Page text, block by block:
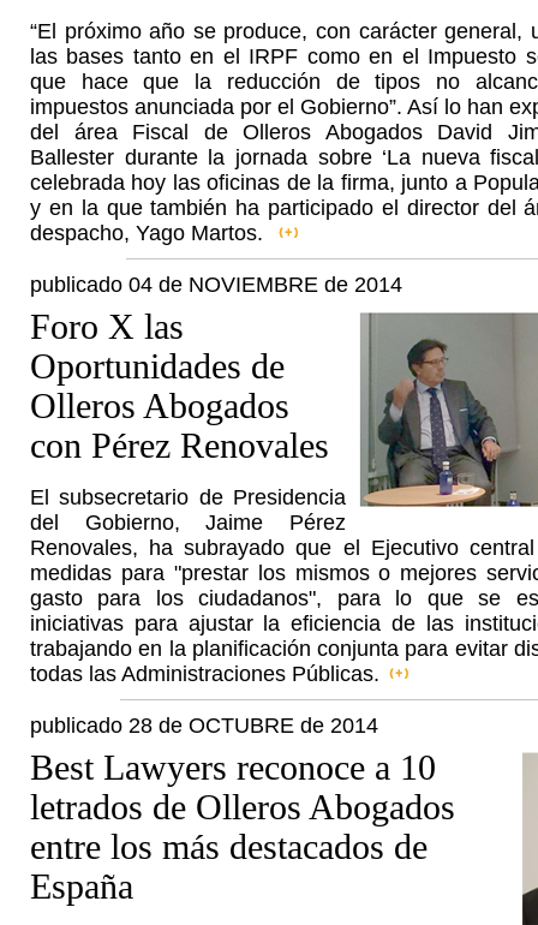
“El próximo año se produce, con carácter general,
las bases tanto en el IRPF como en el Impuesto
que hace que la reducción de tipos no
impuestos anunciada por el Gobierno”. Así lo han
del área Fiscal de Olleros Abogados David
Ballester durante la jornada sobre ‘La nueva
celebrada hoy las oficinas de la firma, junto a
y en la que también ha participado el director del
despacho, Yago Martos.
publicado 04 de NOVIEMBRE de 2014
Foro X las
Oportunidades de
Olleros Abogados
con Pérez Renovales
El subsecretario de Presidencia
del Gobierno, Jaime Pérez
Renovales, ha subrayado que el Ejecutivo
medidas para "prestar los mismos o mejores
gasto para los ciudadanos", para lo que se
iniciativas para ajustar la eficiencia de las
trabajando en la planificación conjunta para evitar
todas las Administraciones Públicas.
publicado 28 de OCTUBRE de 2014
Best Lawyers reconoce a 10
letrados de Olleros Abogados
entre los más destacados de
España